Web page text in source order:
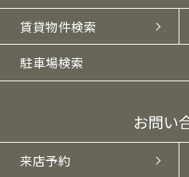
賃貸物件検索
駐車場検索
お問い
来店予約